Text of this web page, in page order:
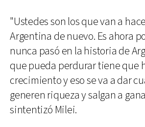
"Ustedes son los que van a
Argentina de nuevo. Es ahora
nunca pasó en la historia de
que pueda perdurar tiene que
crecimiento y eso se va a dar
generen riqueza y salgan a
sintentizó Milei.